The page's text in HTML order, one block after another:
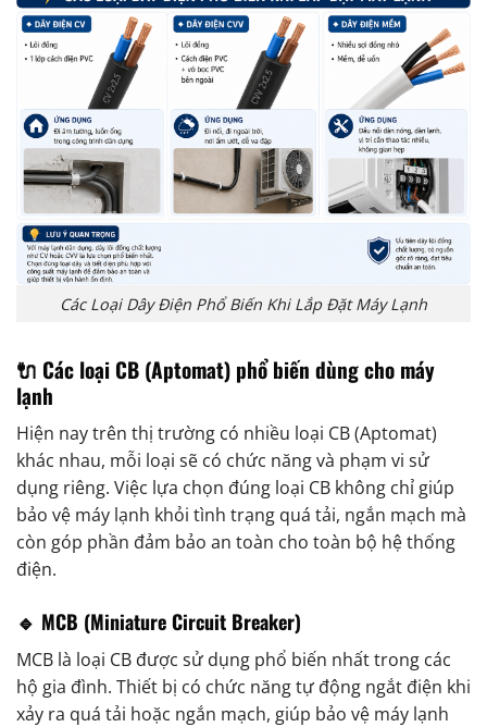
Các Loại Dây Điện Phổ Biến Khi Lắp Đặt Máy Lạnh
🔌 Các loại CB (Aptomat) phổ biến dùng cho máy
lạnh
Hiện nay trên thị trường có nhiều loại CB (Aptomat)
khác nhau, mỗi loại sẽ có chức năng và phạm vi sử
dụng riêng. Việc lựa chọn đúng loại CB không chỉ giúp
bảo vệ máy lạnh khỏi tình trạng quá tải, ngắn mạch mà
còn góp phần đảm bảo an toàn cho toàn bộ hệ thống
điện.
🔹 MCB (Miniature Circuit Breaker)
MCB là loại CB được sử dụng phổ biến nhất trong các
hộ gia đình. Thiết bị có chức năng tự động ngắt điện khi
xảy ra quá tải hoặc ngắn mạch, giúp bảo vệ máy lạnh